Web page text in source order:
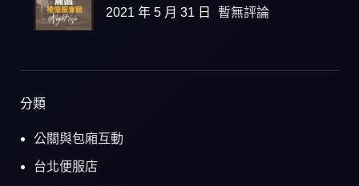
2021 年 5 月 31 日 暫無評論
分類
公關與包廂互動
台北便服店